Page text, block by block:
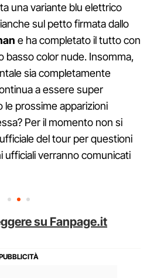
una variante blu elettrico
sul petto firmata dallo
e ha completato il tutto con
basso color nude. Insomma,
sia completamente
a essere super
le prossime apparizioni
Per il momento non si
del tour per questioni
ufficiali verranno comunicati
su Fanpage.it